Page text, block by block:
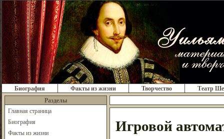
Биография Факты из жизни Творчество
Театр
Разделы
Главная страница
Биография
Факты из жизни
Игровой